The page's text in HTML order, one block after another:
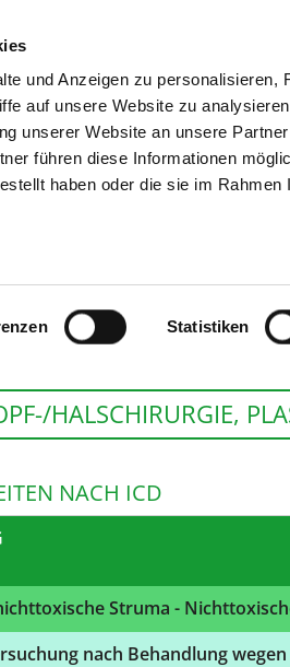
und Anzeigen zu personalisieren,
auf unsere Website zu
unserer Website an unsere
führen diese Informationen
haben oder die sie im Rahmen
Statistiken
SUCHEN
HALSCHIRURGIE,
NACH ICD
Struma -
nach Behandlung